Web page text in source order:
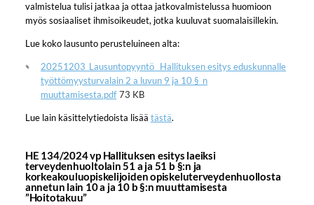
valmistelua tulisi jatkaa ja ottaa jatkovalmistelussa huomioon
myös sosiaaliset ihmisoikeudet, jotka kuuluvat suomalaisillekin.
Lue koko lausunto perusteluineen alta:
20251203_Lausuntopyyntö_ Hallituksen esitys eduskunnalle
työttömyysturvalain 2 a luvun 9 ja 10 §_n
muuttamisesta.pdf 73 KB
Lue lain käsittelytiedoista lisää tästä.
HE 134/2024 vp Hallituksen esitys laeiksi
terveydenhuoltolain 51 a ja 51 b §:n ja
korkeakouluopiskelijoiden opiskeluterveydenhuollosta
annetun lain 10 a ja 10 b §:n muuttamisesta
”Hoitotakuu”